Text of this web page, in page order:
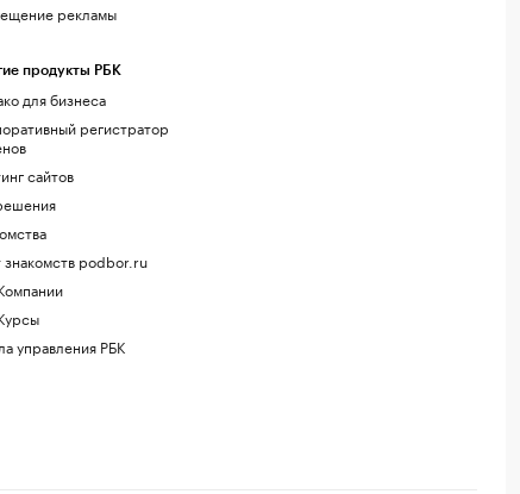
рекламы
продукты РБК
для бизнеса
регистратор
сайтов
знакомств podbor.ru
управления РБК